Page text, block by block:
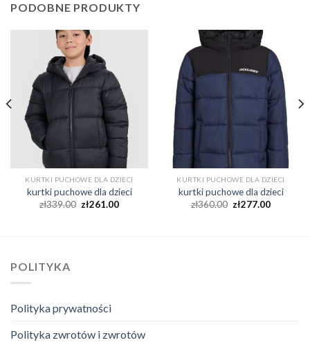
PODOBNE PRODUKTY
KURTKI PUCHOWE DLA DZIECI
kurtki puchowe dla dzieci
zł339.00 zł261.00
KURTKI PUCHOWE DLA DZIECI
kurtki puchowe dla dzieci
zł360.00 zł277.00
POLITYKA
Polityka prywatności
Polityka zwrotów i zwrotów